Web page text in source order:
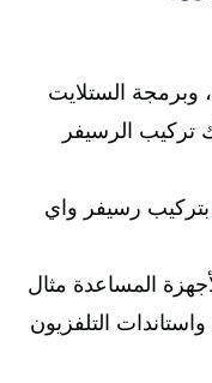
وبرمجة الستلايت
تركيب الرسيفر
بتركيب رسيفر واي
المساعدة مثال
التلفزيون